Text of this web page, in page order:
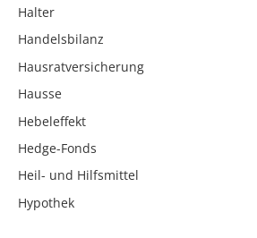
Halter
Handelsbilanz
Hausratversicherung
Hausse
Hebeleffekt
Hedge-Fonds
Heil- und Hilfsmittel
Hypothek